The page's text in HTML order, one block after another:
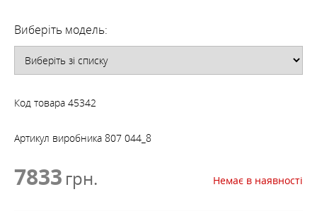
Виберіть модель:
Код товара 45342
Артикул виробника 807 044_8
7833 грн. Немає в наявності